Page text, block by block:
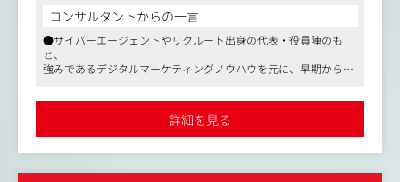
リッド施策
・情報設計・導線設計・デザイン改修・ABテストを社内デ
ザインチームが実装
■KPI分析＆レポーティング
位・流入・CVをリアルタイム可視化
・PDCAを回し、施策→成果を共有
・SEOコンサルティングに必要な各種ツールを用いた分析
・外部リンクの精査・調査
・検索エンジンに最適化されたWebサイトの設計、プラン
ニング
・順位、成果レポートの作成
・サイト改善案、その他広告の提案
・営業提案補助、提案同行
コンサルタントからの一言
●サイバーエージェントやリクルート出身の代表・役員陣のも
と、
強みであるデジタルマーケティングノウハウを元に、早期から超
ロース上場を果たしました
●「ベストベンチャー100」「Mizuho Innovation Award」など有
望イノベーション企業として様々なメディア・アワードで取り上
げられ、VCより3.3億円の資金調達を受けるなど世間からの期待
詳細を見る